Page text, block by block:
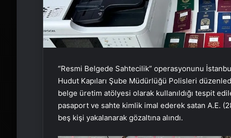
“Resmi Belgede Sahtecilik” operasyonunu
Hudut Kapıları Şube Müdürlüğü Polisleri
belge üretim atölyesi olarak kullanıldığı tespit
pasaport ve sahte kimlik imal ederek satan A.E.
beş kişi yakalanarak gözaltına alındı.